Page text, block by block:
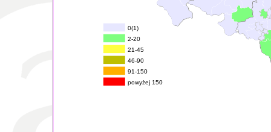
0(1)
2-20
21-45
46-90
91-150
powyżej 150